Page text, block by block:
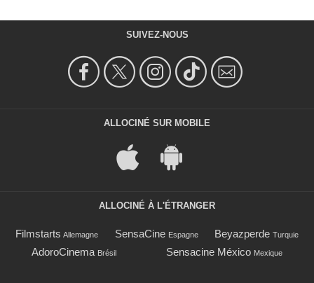
SUIVEZ-NOUS
ALLOCINÉ SUR MOBILE
ALLOCINÉ À L'ÉTRANGER
Filmstarts Allemagne SensaCine Espagne Beyazperde Turquie
AdoroCinema Brésil Sensacine México Mexique